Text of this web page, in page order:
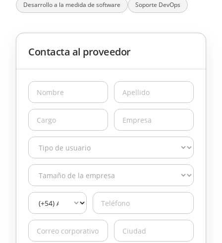
Desarrollo a la medida de software
Soporte DevOps
Contacta al proveedor